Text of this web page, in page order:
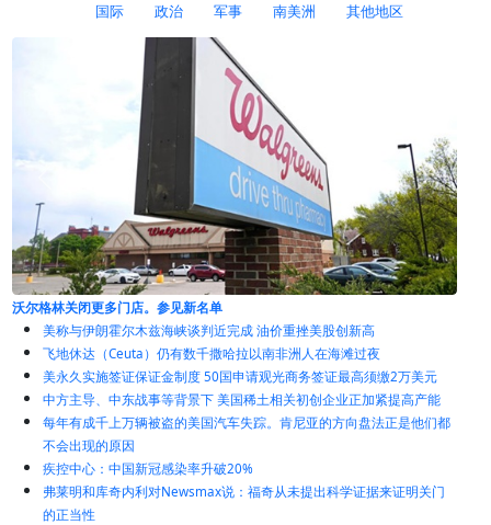
国际
政治 军事 南美洲 其他地区
司法部再寻求剥夺25人美国籍 包括安排假结婚的台湾人
美称与伊朗霍尔木兹海峡谈判近完成 油价重挫美股创新高
飞地休达（Ceuta）仍有数千撒哈拉以南非洲人在海滩过夜
美永久实施签证保证金制度 50国申请观光商务签证最高须缴2万美元
中方主导、中东战事等背景下 美国稀土相关初创企业正加紧提高产能
每年有成千上万辆被盗的美国汽车失踪。肯尼亚的方向盘法正是他们都
不会出现的原因
疾控中心：中国新冠感染率升破20%
弗莱明和库奇内利对Newsmax说：福奇从未提出科学证据来证明关门
的正当性